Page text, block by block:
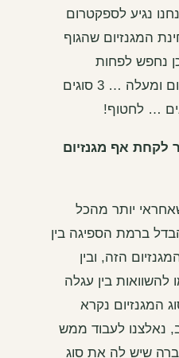
נגיע לספקטרום
המגנזיום שהגוף
נחפש לפחות
(לפחות!) 2 סוגי מגנזיום ומעלה … 3 סוגים
1 שאסור לקחת אף מגנזיום
יותר מהכל
ברמת הספיגה בין
הזה, ובין
להשוואות בין עגלה
המגנזיום נקרא
נאלצנו לעבוד ממש
שיש לה את סוג